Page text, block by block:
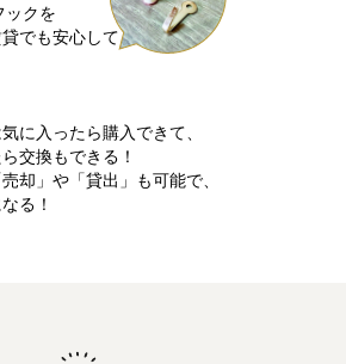
ックを
でも安心して
却」や「貸出」も可能で、
る！
に入ったら購入できて、
交換もできる！